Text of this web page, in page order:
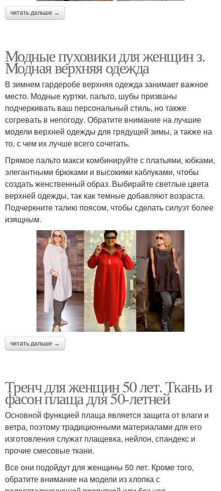
читать дальше →
Модные пуховики для женщин з.
Модная верхняя одежда
В зимнем гардеробе верхняя одежда занимает важное
место. Модные куртки, пальто, шубы призваны
подчеркивать ваш персональный стиль, но также
согревать в непогоду. Обратите внимание на лучшие
модели верхней одежды для грядущей зимы, а также на
то, с чем их лучше всего сочетать.
Прямое пальто макси комбинируйте с платьями, юбками,
элегантными брюками и высокими каблуками, чтобы
создать женственный образ. Выбирайте светлые цвета
верхней одежды, так как темные добавляют возраста.
Подчеркните талию поясом, чтобы сделать силуэт более
изящным.
читать дальше →
Тренч для женщин 50 лет. Ткань и
фасон плаща для 50-летней
Основной функцией плаща является защита от влаги и
ветра, поэтому традиционными материалами для его
изготовления служат плащевка, нейлон, спандекс и
прочие смесовые ткани.
Все они подойдут для женщины 50 лет. Кроме того,
обратите внимание на модели из хлопка с